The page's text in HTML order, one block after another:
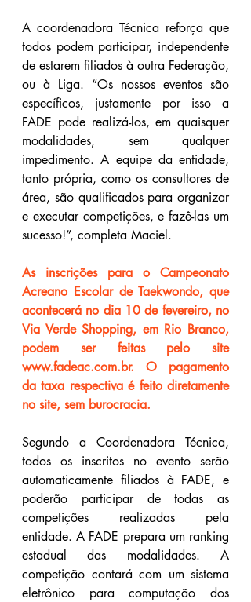
A coordenadora Técnica reforça que
todos podem participar, independente
de estarem filiados à outra Federação,
ou à Liga. “Os nossos eventos são
específicos, justamente por isso a
FADE pode realizá-los, em quaisquer
modalidades, sem qualquer
impedimento. A equipe da entidade,
tanto própria, como os consultores de
área, são qualificados para organizar
e executar competições, e fazê-las um
sucesso!”, completa Maciel.
As inscrições para o Campeonato
Acreano Escolar de Taekwondo, que
acontecerá no dia 10 de fevereiro, no
Via Verde Shopping, em Rio Branco,
podem ser feitas pelo site
www.fadeac.com.br. O pagamento
da taxa respectiva é feito diretamente
no site, sem burocracia.
Segundo a Coordenadora Técnica,
todos os inscritos no evento serão
automaticamente filiados à FADE, e
poderão participar de todas as
competições realizadas pela
entidade. A FADE prepara um ranking
estadual das modalidades. A
competição contará com um sistema
eletrônico para computação dos